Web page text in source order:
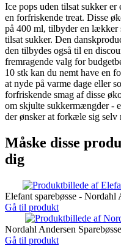
Ice pops uden tilsat sukker
en forfriskende treat. Disse
på 400 ml, tilbyder en lækker
tilsat sukker. Den
den tilbydes også til en
fremragende valg for
10 stk kan du nemt have en
at nyde på varme dage eller
forfriskende smag af disse
om skjulte sukkermængder -
der ønsker at forkæle sig selv
Måske disse
dig
Elefant sparebøsse - Nordahl
Gå til produkt
Nordahl Andersen
Gå til produkt